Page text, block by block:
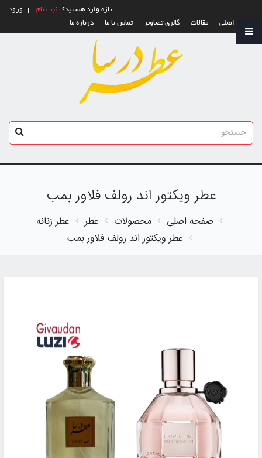
تازه وارد هستید؟ ثبت نام
ورود
صفحه اصلی
مقالات گالری تصاویر تماس با ما درباره ما
عطر ویکتور اند رولف فلاور بمب
صفحه اصلی محصولات عطر
عطر زنانه
عطر ویکتور اند رولف فلاور بمب